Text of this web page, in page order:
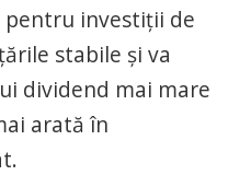
investiţii de
stabile şi va
dividend mai mare
arată în